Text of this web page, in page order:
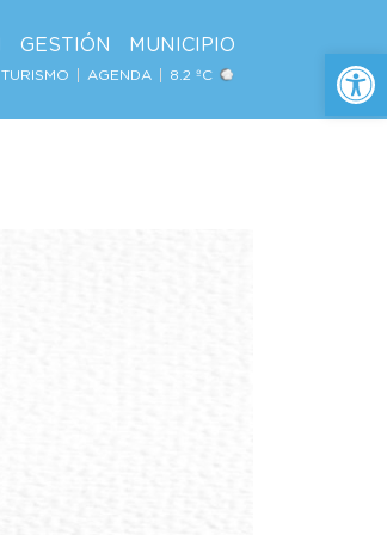
GESTIÓN MUNICIPIO
TURISMO AGENDA 8.2 ºC